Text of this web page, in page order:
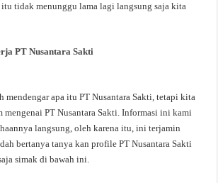
itu tidak menunggu lama lagi langsung saja kita
PT Nusantara Sakti
mendengar apa itu PT Nusantara Sakti, tetapi kita
mengenai PT Nusantara Sakti. Informasi ini kami
langsung, oleh karena itu, ini terjamin
bertanya tanya kan profile PT Nusantara Sakti
simak di bawah ini.